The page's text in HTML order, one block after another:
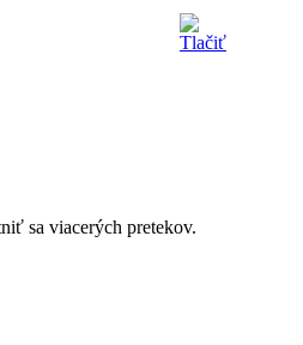
sa viacerých pretekov.